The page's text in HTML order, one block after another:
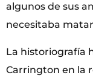
algunos de sus
necesitaba
La historiografía
Carrington en la